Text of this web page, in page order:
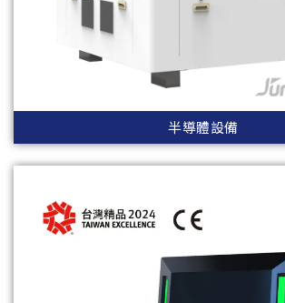
半導體設備